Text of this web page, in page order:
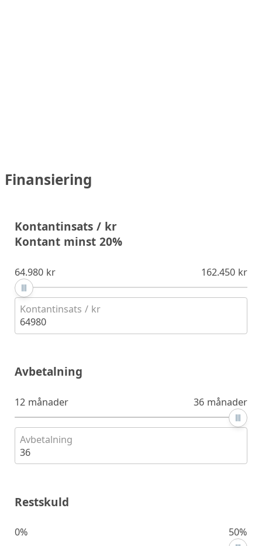
Finansiering
Kontantinsats / kr
Kontant minst 20%
64.980 kr 162.450 kr
Kontantinsats / kr
64980
Avbetalning
12 månader 36 månader
Avbetalning
36
Restskuld
0% 50%